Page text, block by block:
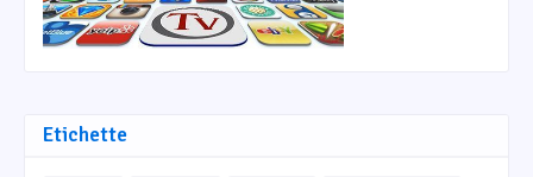
Etichette